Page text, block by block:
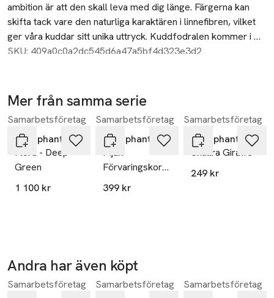
ambition är att den skall leva med dig länge. Färgerna kan
skifta tack vare den naturliga karaktären i linnefibren, vilket
ger våra kuddar sitt unika uttryck. Kuddfodralen kommer i
flera olika fantastiska mönster.
Tvättråd: Handtvätt 30Âº C. Kan krympa 3-6%.
Designad i Sverige av Camilla Lundsten för Littlephant.
Producerad i Estland, ÖKO-Tex certifierad.
SKU: 409a0c0a2dc545d6a47a5bf4d323e3d2
Mer från samma serie
Hoppa över bildspelet
Samarbetsföretag
Littlephant
Flora - Deep
Green
1 100 kr
Samarbetsföretag
Littlephant
Mjuk
Förvaringskorg
Medium
399 kr
Samarbetsföretag
Littlephant
Skallra Giraffe
249 kr
Andra har även köpt
Hoppa över bildspelet
Samarbetsföretag
Samarbetsföretag
Samarbetsföretag